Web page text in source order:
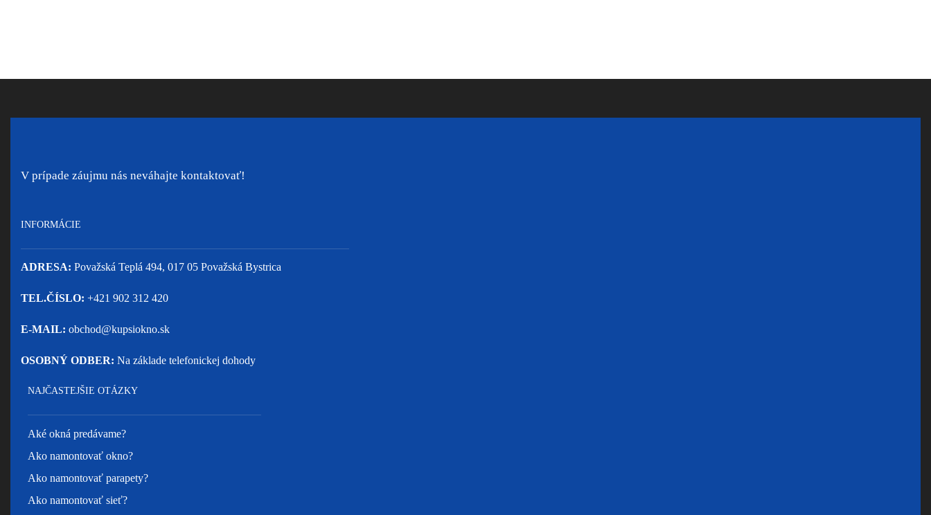
V prípade záujmu nás neváhajte kontaktovať!
INFORMÁCIE
ADRESA: Považská Teplá 494, 017 05 Považská Bystrica
TEL.ČÍSLO: +421 902 312 420
E-MAIL: obchod@kupsiokno.sk
OSOBNÝ ODBER: Na základe telefonickej dohody
NAJČASTEJŠIE OTÁZKY
Aké okná predávame?
Ako namontovať okno?
Ako namontovať parapety?
Ako namontovať sieť?